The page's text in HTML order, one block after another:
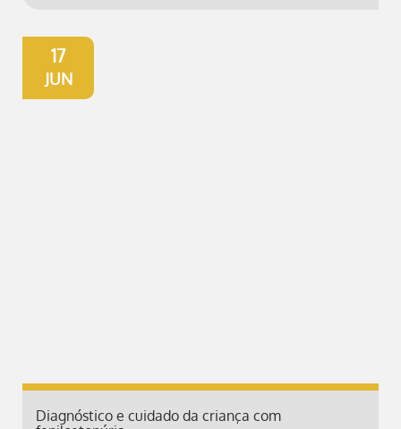
17
JUN
Diagnóstico e cuidado da criança com